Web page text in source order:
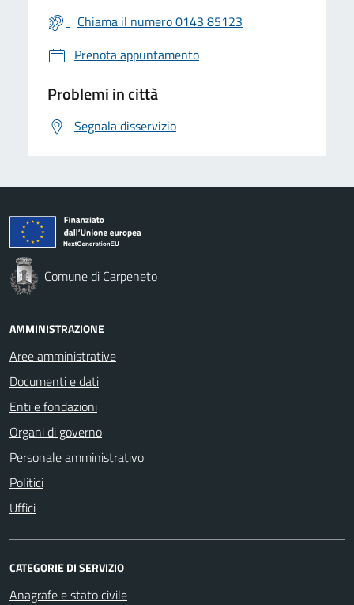
Chiama il numero 0143 85123
Prenota appuntamento
Problemi in città
Segnala disservizio
Comune di Carpeneto
AMMINISTRAZIONE
Aree amministrative
Documenti e dati
Enti e fondazioni
Organi di governo
Personale amministrativo
Politici
Uffici
CATEGORIE DI SERVIZIO
Anagrafe e stato civile